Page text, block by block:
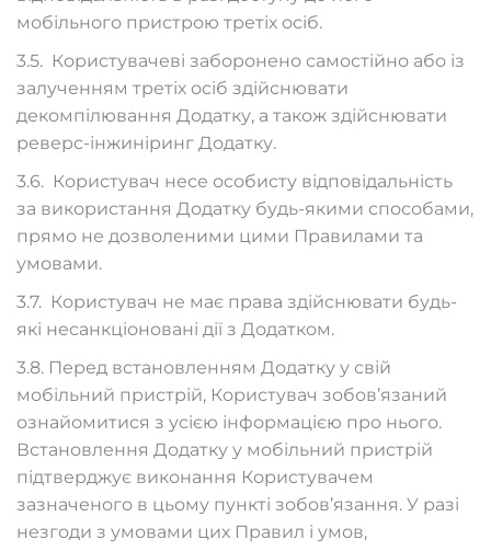
мобільного пристрою третіх осіб.
3.5. Користувачеві заборонено самостійно або із
залученням третіх осіб здійснювати
декомпілювання Додатку, а також здійснювати
реверс-інжиніринг Додатку.
3.6. Користувач несе особисту відповідальність
за використання Додатку будь-якими способами,
прямо не дозволеними цими Правилами та
умовами.
3.7. Користувач не має права здійснювати будь-
які несанкціоновані дії з Додатком.
3.8. Перед встановленням Додатку у свій
мобільний пристрій, Користувач зобов’язаний
ознайомитися з усією інформацією про нього.
Встановлення Додатку у мобільний пристрій
підтверджує виконання Користувачем
зазначеного в цьому пункті зобов’язання. У разі
незгоди з умовами цих Правил і умов,